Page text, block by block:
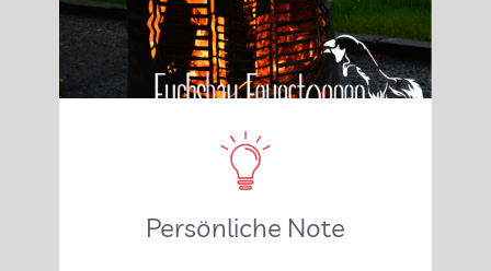
Persönliche Note